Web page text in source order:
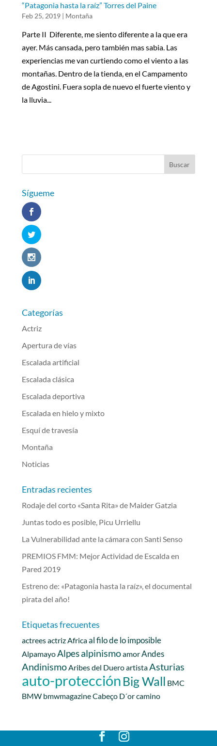
“Patagonia hasta la raíz” Torres del Paine
Feb 25, 2019| Montaña
Parte II Diferente, me siento diferente a la que era
ayer. Más cansada, pero también mas sabia. Las
experiencias me van curtiendo como el viento a las
montañas. Dentro de la tienda, en el Campamento
de Agostini. Fuera sopla de nuevo el fuerte viento y
la lluvia...
Sígueme
Categorías
Actriz
Apertura de vías
Escalada artificial
Escalada clásica
Escalada deportiva
Escalada en hielo y mixto
Esquí de travesía
Montaña
Noticias
Entradas recientes
Rodaje del corto «Santa Rita» de Maider Gatzia
Juntas todo es posible, Picu Urriellu
La Vulnerabilidad ante la cámara con Santi Senso
PREMIOS FMM: Mejor Actividad de Escalda en
Pared 2019
Estreno de: «Patagonia hasta la raíz», el documental
pirata del año!
Etiquetas frecuentes
actreesactriz Africaal filo de lo imposible
AlpamayoAlpesalpinismoamorAndes
Andinismo Aribes del Dueroartista Asturias
auto-protección Big Wall BMC
BMW bmwmagazineCabeço D´orcamino